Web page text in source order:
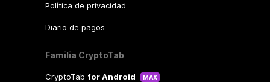
Política de privacidad
Diario de pagos
Familia CryptoTab
CryptoTab for Android MAX